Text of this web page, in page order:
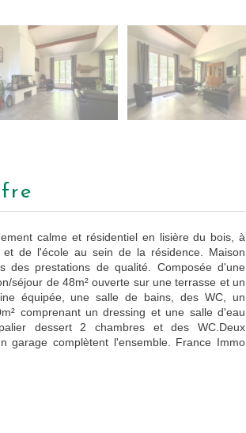
calme et résidentiel en lisière du bois, à
de l'école au sein de la résidence. Maison
des prestations de qualité. Composée d'une
séjour de 48m² ouverte sur une terrasse et un
équipée, une salle de bains, des WC, un
comprenant un dressing et une salle d'eau
dessert 2 chambres et des WC.Deux
garage complètent l'ensemble. France Immo